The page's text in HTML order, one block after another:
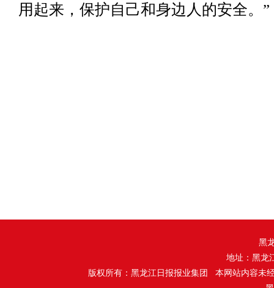
用起来，保护自己和身边人的安全。”
黑
地址：黑龙
版权所有：黑龙江日报报业集团 本网站内容未